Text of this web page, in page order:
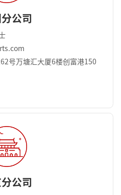
公司
号万塘汇大厦6楼创富港150
公司